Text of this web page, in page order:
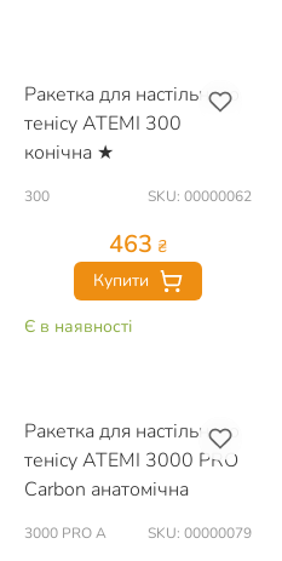
Ракетка для настільного
тенісу ATEMI 300
конічна ★
300 SKU: 00000062
463 ₴
Купити
Є в наявності
Ракетка для настільного
тенісу ATEMI 3000 PRO
Carbon анатомічна
3000 PRO A SKU: 00000079